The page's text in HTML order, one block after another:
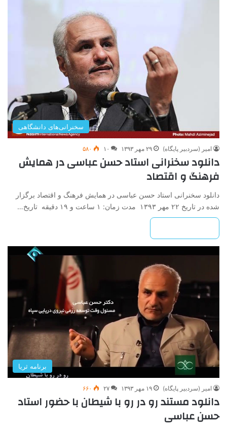
سخنرانی‌های دانشگاهی
امیر (سردبیر پایگاه) ۲۹ مهر ۱۳۹۳ ۱۰ ۵۸۰
دانلود سخنرانی استاد حسن عباسی در همایش
فرهنگ و اقتصاد
دانلود سخنرانی استاد حسن عباسی در همایش فرهنگ و اقتصاد برگزار
شده در تاریخ ۲۲ مهر ۱۳۹۳ مدت زمان: ۱ ساعت و ۱۹ دقیقه تاریخ…
برنامه ثریا
امیر (سردبیر پایگاه) ۱۹ مهر ۱۳۹۳ ۲۷ ۶۶۰
دانلود مستند رو در رو با شیطان با حضور استاد
حسن عباسی